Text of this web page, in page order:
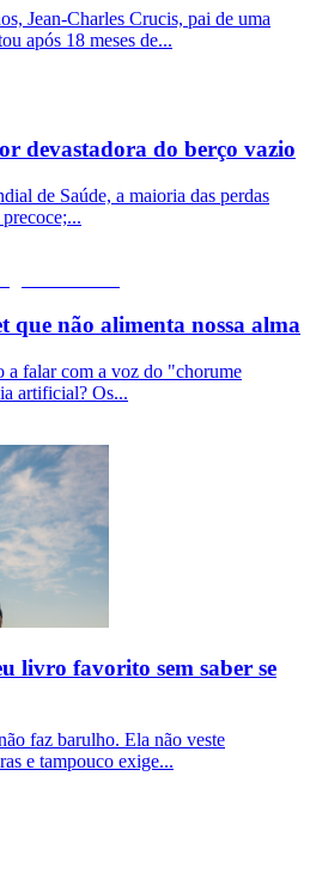
Jean-Charles Crucis, pai de uma
após 18 meses de...
devastadora do berço vazio
de Saúde, a maioria das perdas
que não alimenta nossa alma
a falar com a voz do "chorume
artificial? Os...
livro favorito sem saber se
faz barulho. Ela não veste
e tampouco exige...